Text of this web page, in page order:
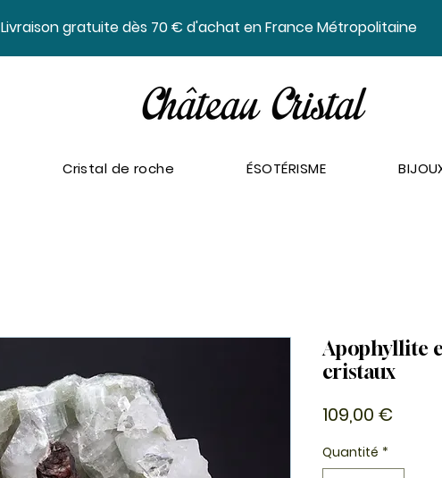
​Livraison gratuite dès 70 € d'achat en France Métropolitaine
Cristal de roche ÉSOTÉRISME
Apophyllite
cristaux
109,00 €
Quantité *